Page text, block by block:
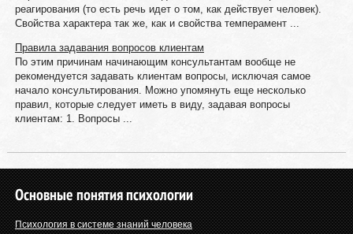
реагирования (то есть речь идет о том, как действует человек).
Свойства характера так же, как и свойства темперамент ...
Правила задавания вопросов клиентам
По этим причинам начинающим консультантам вообще не
рекомендуется задавать клиентам вопросы, исключая самое
начало консультирования. Можно упомянуть еще несколько
правил, которые следует иметь в виду, задавая вопросы
клиентам: 1. Вопросы ...
Основные понятия психологии
Психология в системе знаний человека